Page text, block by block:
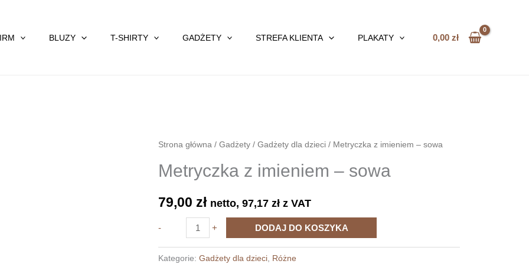
BLUZY T-SHIRTY GADŻETY STREFA KLIENTA PLAKATY 0,00zł
Strona główna /Gadżety /Gadżety dla dzieci / Metryczka z imieniem – sowa
Metryczka z imieniem – sowa
79,00 zł netto,97,17zł z VAT
-
Metryczka
z
+ DODAJ DO KOSZYKA
Kategorie:Gadżety dla dzieci, Różne